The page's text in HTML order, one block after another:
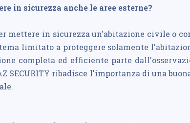
in sicurezza anche le aree esterne?
mettere in sicurezza un'abitazione civile o
limitato a proteggere solamente
completa ed efficiente parte
SECURITY ribadisce l'importanza di una